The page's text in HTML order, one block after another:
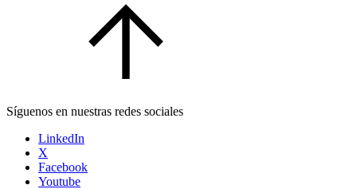
Síguenos en nuestras redes sociales
LinkedIn
X
Facebook
Youtube